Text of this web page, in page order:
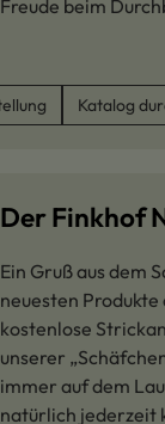
Freude beim
Katalog
Der Finkhof
Ein Gruß aus dem
neuesten Produkte
kostenlose
unserer
immer auf dem
natürlich jederzeit